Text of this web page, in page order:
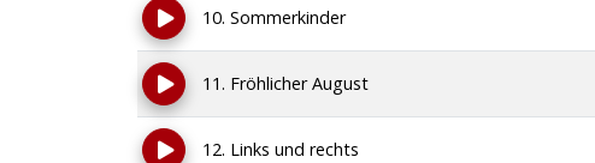
10. Sommerkinder
11. Fröhlicher August
12. Links und rechts